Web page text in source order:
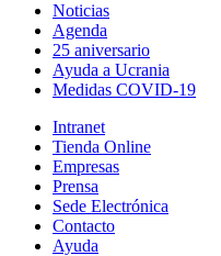
Noticias
Agenda
25 aniversario
Ayuda a Ucrania
Medidas COVID-19
Intranet
Tienda Online
Empresas
Prensa
Sede Electrónica
Contacto
Ayuda